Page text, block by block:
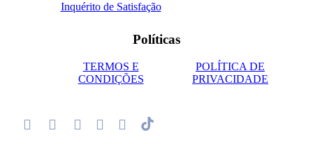
Inquérito de Satisfação
Políticas
TERMOS E
CONDIÇÕES
POLÍTICA DE
PRIVACIDADE